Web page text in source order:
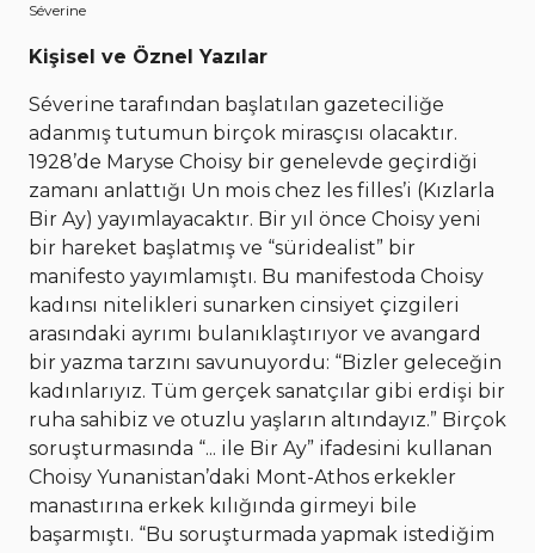
Séverine
Kişisel ve Öznel Yazılar
Séverine tarafından başlatılan gazeteciliğe
adanmış tutumun birçok mirasçısı olacaktır.
1928’de Maryse Choisy bir genelevde geçirdiği
zamanı anlattığı Un mois chez les filles’i (Kızlarla
Bir Ay) yayımlayacaktır. Bir yıl önce Choisy yeni
bir hareket başlatmış ve “süridealist” bir
manifesto yayımlamıştı. Bu manifestoda Choisy
kadınsı nitelikleri sunarken cinsiyet çizgileri
arasındaki ayrımı bulanıklaştırıyor ve avangard
bir yazma tarzını savunuyordu: “Bizler geleceğin
kadınlarıyız. Tüm gerçek sanatçılar gibi erdişi bir
ruha sahibiz ve otuzlu yaşların altındayız.” Birçok
soruşturmasında “... ile Bir Ay” ifadesini kullanan
Choisy Yunanistan’daki Mont-Athos erkekler
manastırına erkek kılığında girmeyi bile
başarmıştı. “Bu soruşturmada yapmak istediğim